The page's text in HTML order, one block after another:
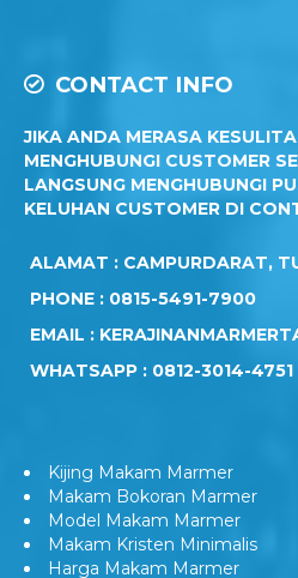
JIKA ANDA MERASA
MENGHUBUNGI CUSTOMER
LANGSUNG MENGHUBUNGI
ALAMAT : CAMPURDARAT,
PHONE : 0815-5491-7900
EMAIL :
Kijing Makam Marmer
Makam Bokoran Marmer
Model Makam Marmer
Makam Kristen Minimalis